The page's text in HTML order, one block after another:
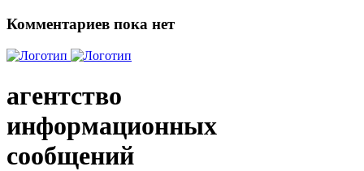
Комментариев пока нет
агентство
информационных
сообщений